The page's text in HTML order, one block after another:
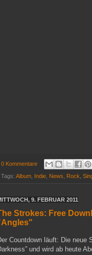
0 Kommentare
Tags: Album Indie News Rock
9. FEBRUAR 2011
Strokes: Free
Countdown läuft: Die neue
und wird ab heute